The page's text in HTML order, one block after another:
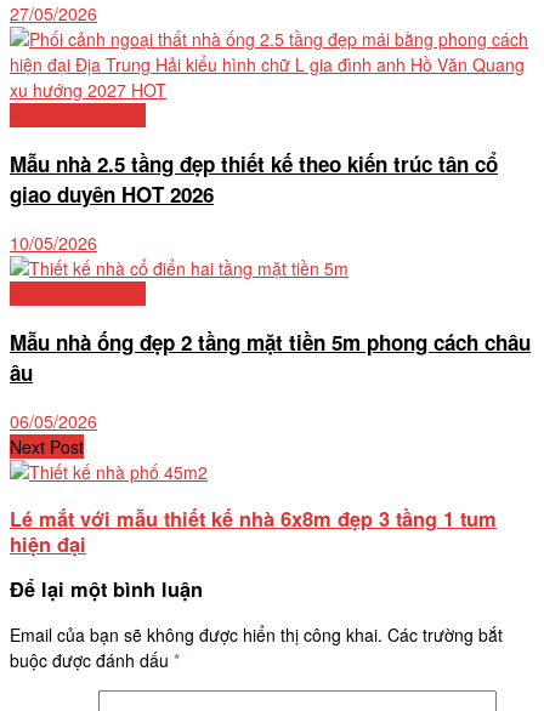
27/05/2026
Mẫu nhà 2.5 tầng đẹp thiết kế theo kiến trúc tân cổ
giao duyên HOT 2026
10/05/2026
Mẫu nhà ống đẹp 2 tầng mặt tiền 5m phong cách châu
âu
06/05/2026
Next Post
Lé mắt với mẫu thiết kế nhà 6x8m đẹp 3 tầng 1 tum
hiện đại
Để lại một bình luận
Email của bạn sẽ không được hiển thị công khai. Các trường bắt
buộc được đánh dấu *